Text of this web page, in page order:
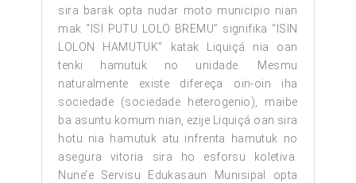
sira barak opta nudar moto municipio nian
mak “ISI PUTU LOLO BREMU” signifika “ISIN
LOLON HAMUTUK” katak Liquiçá nia oan
tenki hamutuk no unidade. Mesmu
naturalmente existe difereça oin-oin iha
sociedade (sociedade heterogenio), maibe
ba asuntu komum nian, ezije Liquiçá oan sira
hotu nia hamutuk atu infrenta hamutuk no
asegura vitoria sira ho esforsu koletiva.
Nune’e Servisu Edukasaun Munisipal opta